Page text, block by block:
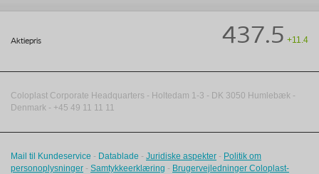
Aktiepris 437.5 +11.4
Coloplast Corporate Headquarters - Holtedam 1-3 - DK 3050 Humlebæk -
Denmark - +45 49 11 11 11
Mail til Kundeservice - Datablade - Juridiske aspekter - Politik om
personoplysninger - Samtykkeerklæring - Brugervejledninger Coloplast-